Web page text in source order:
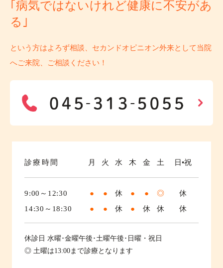
｢病気ではないけれど健康に不安があ
る｣
という方はよろず相談、セカンドオピニオン外来として当院
へご来院、ご相談ください！
診療時間 月 火 水 木 金 土 日•祝
9:00～12:30 ● ● 休 ● ● ◎
休
14:30～18:30
● ● 休 ● 休 休 休
休診日 水曜･金曜午後･土曜午後･日曜・祝日
◎ 土曜は13:00まで診療となります